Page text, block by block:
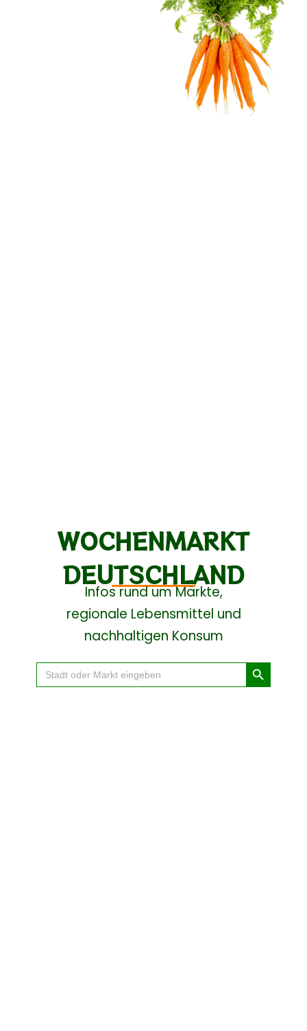
WOCHENMARKT
DEUTSCHLAND
Infos rund um Märkte,
regionale Lebensmittel und
nachhaltigen Konsum
Search
for:
Search Button